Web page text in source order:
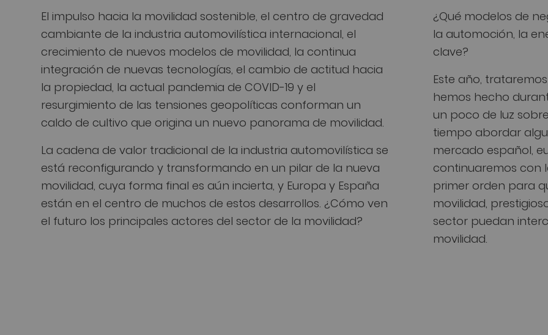
El impulso hacia la movilidad sostenible, el centro de gravedad
cambiante de la industria automovilística internacional, el
crecimiento de nuevos modelos de movilidad, la continua
integración de nuevas tecnologías, el cambio de actitud hacia
la propiedad, la actual pandemia de COVID-19 y el
resurgimiento de las tensiones geopolíticas conforman un
caldo de cultivo que origina un nuevo panorama de movilidad.
La cadena de valor tradicional de la industria automovilística se
está reconfigurando y transformando en un pilar de la nueva
movilidad, cuya forma final es aún incierta, y Europa y España
están en el centro de muchos de estos desarrollos. ¿Cómo ven
el futuro los principales actores del sector de la movilidad?
¿Qué modelos de
la automoción, la
clave?
Este año,
hemos hecho
un poco de luz
tiempo abordar
mercado español,
continuaremos con
primer orden para
movilidad,
sector puedan
movilidad.